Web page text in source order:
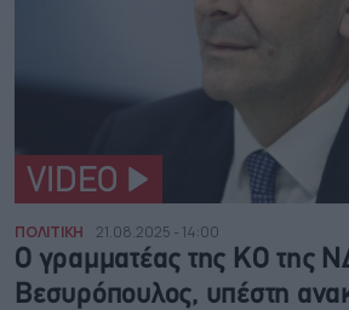
VIDEO
ΠΟΛΙΤΙΚΗ 21.08.2025 - 14:00
Ο γραμματέας της ΚΟ της
Βεσυρόπουλος, υπέστη